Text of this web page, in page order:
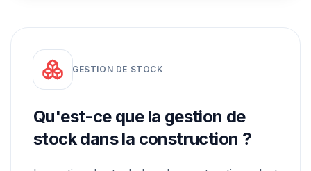
GESTION DE STOCK
Qu'est-ce que la gestion de
stock dans la construction ?